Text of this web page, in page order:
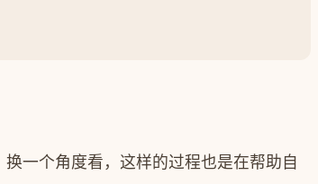
一个角度看，这样的过程也是在帮助自